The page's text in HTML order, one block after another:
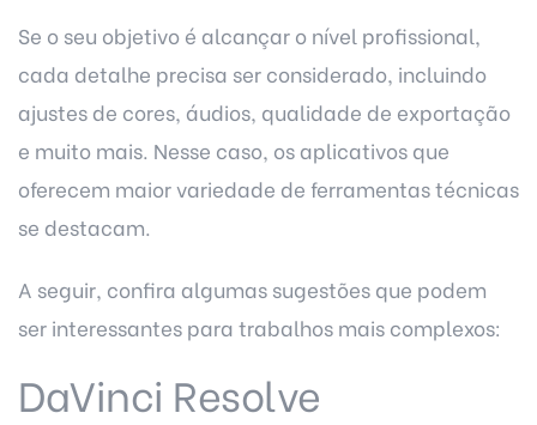
Se o seu objetivo é alcançar o nível profissional,
cada detalhe precisa ser considerado, incluindo
ajustes de cores, áudios, qualidade de exportação
e muito mais. Nesse caso, os aplicativos que
oferecem maior variedade de ferramentas técnicas
se destacam.
A seguir, confira algumas sugestões que podem
ser interessantes para trabalhos mais complexos:
DaVinci Resolve